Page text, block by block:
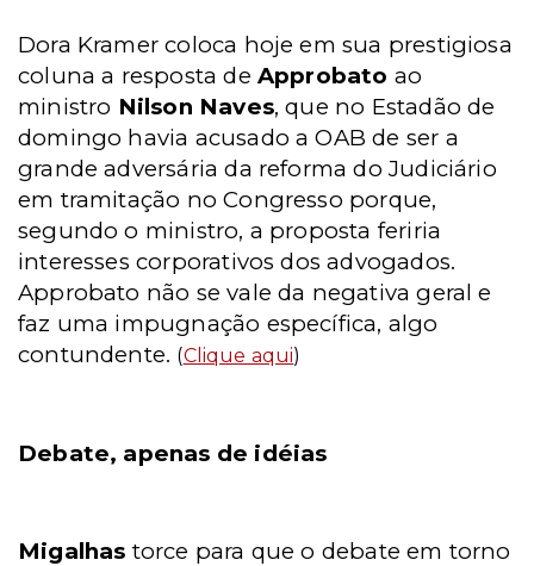
Dora Kramer coloca hoje em sua prestigiosa
coluna a resposta de Approbato ao
ministro Nilson Naves, que no Estadão de
domingo havia acusado a OAB de ser a
grande adversária da reforma do Judiciário
em tramitação no Congresso porque,
segundo o ministro, a proposta feriria
interesses corporativos dos advogados.
Approbato não se vale da negativa geral e
faz uma impugnação específica, algo
contundente. (Clique aqui)
Debate, apenas de idéias
Migalhas torce para que o debate em torno